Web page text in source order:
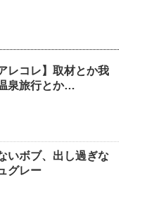
レコレ】取材とか我
泉旅行とか…
いボブ、出し過ぎな
グレー